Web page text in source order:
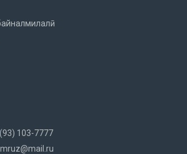
103-7777